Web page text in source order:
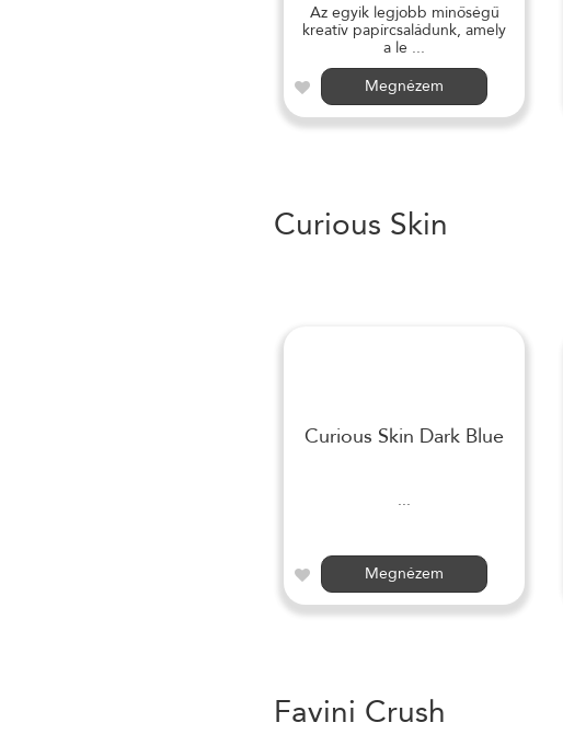
Az egyik legjobb minőségű
kreatív papírcsaládunk, amely
a le ...
Megnézem
Curious Skin
Curious Skin Dark Blue
...
Megnézem
Favini Crush